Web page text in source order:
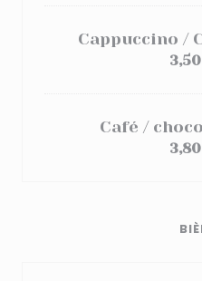
Cappuccino /
Café /